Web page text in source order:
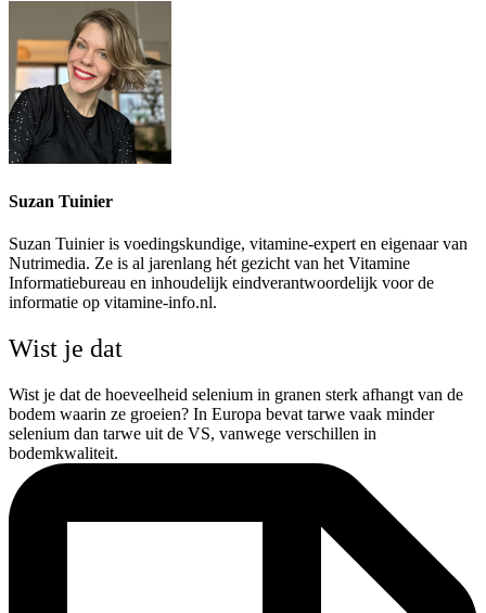
Suzan Tuinier
Suzan Tuinier is voedingskundige, vitamine-expert en eigenaar van
Nutrimedia. Ze is al jarenlang hét gezicht van het Vitamine
Informatiebureau en inhoudelijk eindverantwoordelijk voor de
informatie op vitamine-info.nl.
Wist je dat
Wist je dat de hoeveelheid selenium in granen sterk afhangt van de
bodem waarin ze groeien? In Europa bevat tarwe vaak minder
selenium dan tarwe uit de VS, vanwege verschillen in
bodemkwaliteit.